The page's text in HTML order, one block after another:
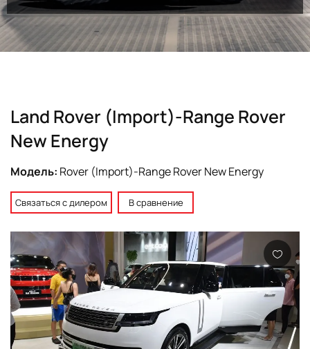
Land Rover (Import)-Range Rover
New Energy
Модель: Rover (Import)-Range Rover New Energy
Связаться с дилером В сравнение